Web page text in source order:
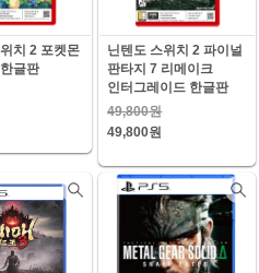
치 2 포켓몬
글판
닌텐도 스위치 2 파이널
판타지 7 리메이크
인터그레이드 한글판
49,800원
49,800원